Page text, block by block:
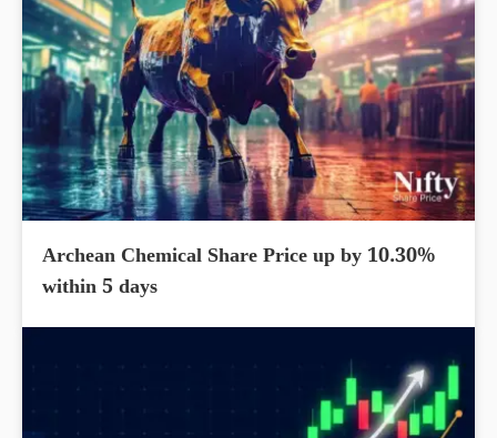
Archean Chemical Share Price up by 10.30%
within 5 days